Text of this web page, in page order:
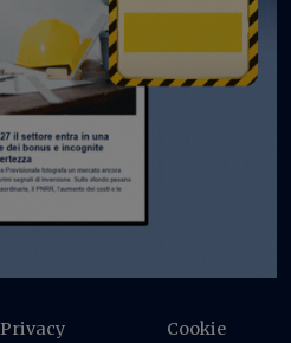
Privacy Cookie